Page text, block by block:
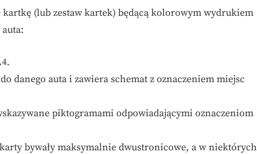
(lub zestaw kartek) będącą kolorowym wydrukiem
danego auta i zawiera schemat z oznaczeniem miejsc
piktogramami odpowiadającymi oznaczeniom
bywały maksymalnie dwustronicowe, a w niektórych